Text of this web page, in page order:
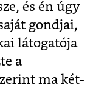
és én úgy
gondjai,
látogatója
a
ma két-